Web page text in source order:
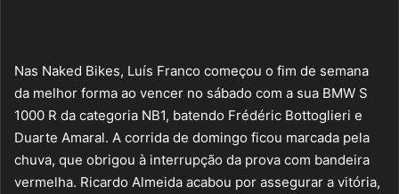
Nas Naked Bikes, Luís Franco começou o fim de semana
da melhor forma ao vencer no sábado com a sua BMW S
1000 R da categoria NB1, batendo Frédéric Bottoglieri e
Duarte Amaral. A corrida de domingo ficou marcada pela
chuva, que obrigou à interrupção da prova com bandeira
vermelha. Ricardo Almeida acabou por assegurar a vitória,